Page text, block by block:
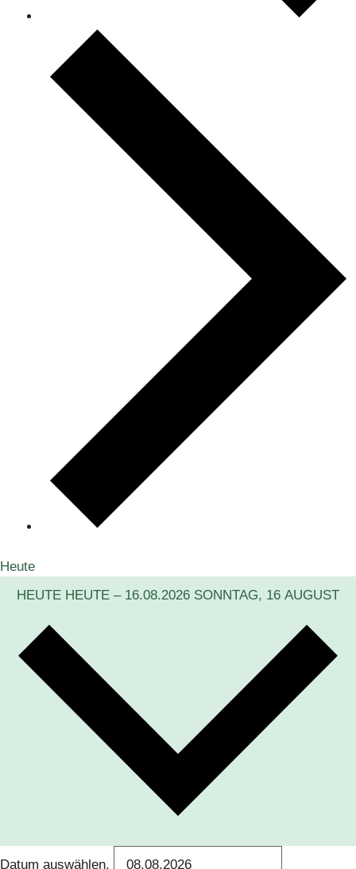
Heute
HEUTE HEUTE – 16.08.2026 SONNTAG, 16 AUGUST
Datum auswählen.